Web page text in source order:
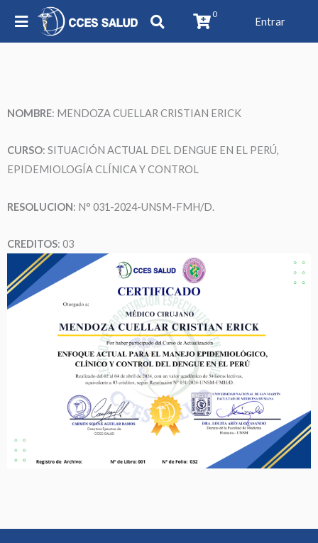
0
Entrar
NOMBRE: MENDOZA CUELLAR CRISTIAN ERICK
CURSO: SITUACIÓN ACTUAL DEL DENGUE EN EL PERÚ,
EPIDEMIOLOGÍA CLÍNICA Y CONTROL
RESOLUCION: N° 031-2024-UNSM-FMH/D.
CREDITOS: 03